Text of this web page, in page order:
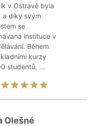
v Ostravě byla
a díky svým
se
instituce v
Během
kurzy
studentů, ...
Olešné